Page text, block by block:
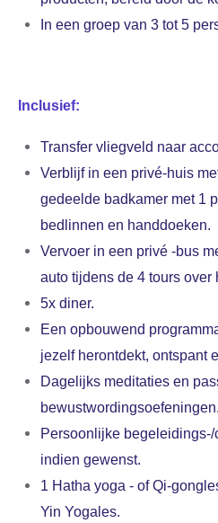
In een groep van 3 tot 5
Inclusief:
Transfer vliegveld naar
Verblijf in een privé-huis
gedeelde badkamer met 1
bedlinnen en handdoeken.
Vervoer in een privé -bus
auto tijdens de 4 tours over
5x diner.
Een opbouwend
jezelf herontdekt, ontspant
Dagelijks meditaties en
bewustwordingsoefeningen.
Persoonlijke begeleidings-/
indien gewenst.
1 Hatha yoga - of Qi-
Yin Yogales.